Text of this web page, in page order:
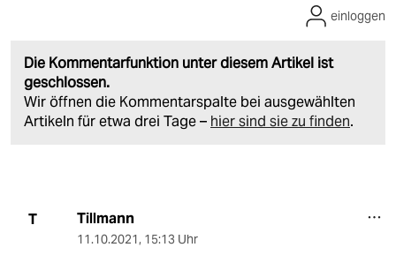
Die Kommentarfunktion unter diesem Artikel ist
geschlossen.
Wir öffnen die Kommentarspalte bei ausgewählten
Artikeln für etwa drei Tage – hier sind sie zu finden.
einloggen
T Tillmann
11.10.2021, 15:13 Uhr